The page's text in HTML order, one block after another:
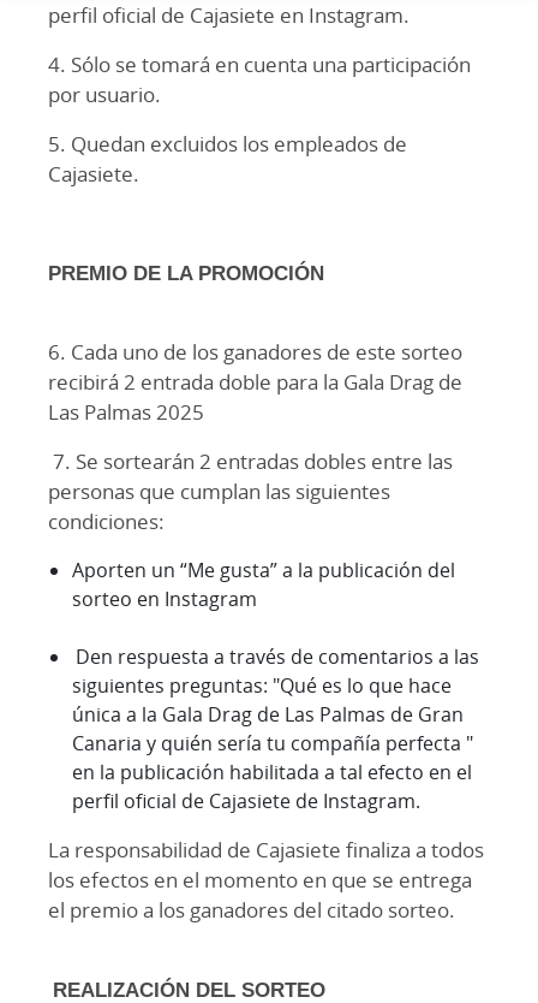
perfil oficial de Cajasiete en Instagram.
4. Sólo se tomará en cuenta una participación
por usuario.
5. Quedan excluidos los empleados de
Cajasiete.
PREMIO DE LA PROMOCIÓN
6. Cada uno de los ganadores de este sorteo
recibirá 2 entrada doble para la Gala Drag de
Las Palmas 2025
7. Se sortearán 2 entradas dobles entre las
personas que cumplan las siguientes
condiciones:
Aporten un “Me gusta” a la publicación del
sorteo en Instagram
Den respuesta a través de comentarios a las
siguientes preguntas: "Qué es lo que hace
única a la Gala Drag de Las Palmas de Gran
Canaria y quién sería tu compañía perfecta "
en la publicación habilitada a tal efecto en el
perfil oficial de Cajasiete de Instagram.
La responsabilidad de Cajasiete finaliza a todos
los efectos en el momento en que se entrega
el premio a los ganadores del citado sorteo.
REALIZACIÓN DEL SORTEO